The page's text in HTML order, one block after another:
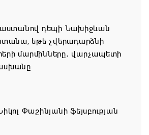
է ընտրում Հայոց Հայրապետին և
չկա
եպիսկոպոսի գործով դատական
դեպի Նախիջևան
եթե չվերադարձնի
մարմինները․ վարչապետի
Փաշինյանի ֆեյսբուքյան